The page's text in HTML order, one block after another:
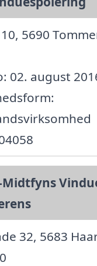
5690
02. august
Midtfyns
32, 5683